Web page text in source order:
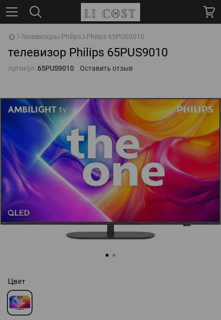
Телевизоры Philips Philips 65PUS9010
телевизор Philips 65PUS9010
Артикул: 65PUS9010 Оставить отзыв
Цвет